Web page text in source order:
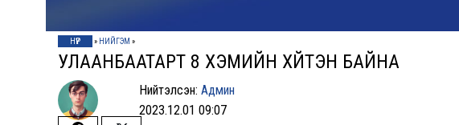
НҮҮР » НИЙГЭМ »
УЛААНБААТАРТ 8 ХЭМИЙН ХҮЙТЭН БАЙНА
Нийтэлсэн:Админ
2023.12.01 09:07